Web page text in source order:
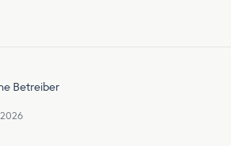
Betreiber